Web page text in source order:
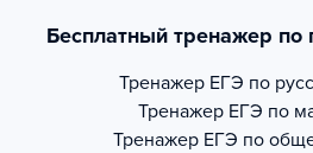
Бесплатный тренажер по
Тренажер ЕГЭ по
Тренажер ЕГЭ по
Тренажер ЕГЭ по